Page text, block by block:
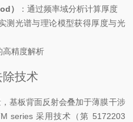
）
：通过频率域分析计算厚度
测光谱与理论模型获得厚度与光
高精度解析
技术
基板背面反射会叠加于薄膜干涉
series 采用技术（第 5172203